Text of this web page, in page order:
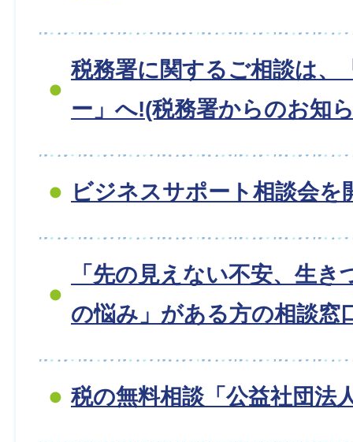
税務署に関するご相談は、
ー」へ!(税務署からのお知
ビジネスサポート相談会を
「先の見えない不安、生
の悩み」がある方の相談窓
税の無料相談「公益社団法